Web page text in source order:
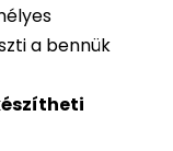
a bennük